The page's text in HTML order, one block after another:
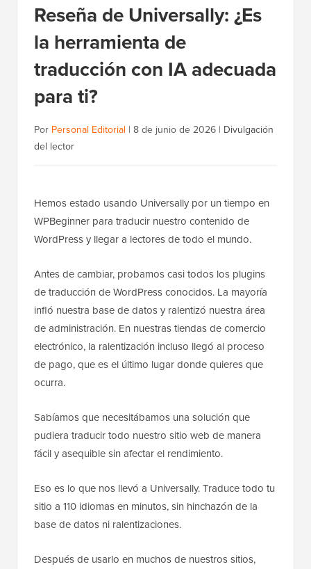
Reseña de Universally: ¿Es
la herramienta de
traducción con IA adecuada
para ti?
Por Personal Editorial | 8 de junio de 2026 | Divulgación
del lector
Hemos estado usando Universally por un tiempo en
WPBeginner para traducir nuestro contenido de
WordPress y llegar a lectores de todo el mundo.
Antes de cambiar, probamos casi todos los plugins
de traducción de WordPress conocidos. La mayoría
infló nuestra base de datos y ralentizó nuestra área
de administración. En nuestras tiendas de comercio
electrónico, la ralentización incluso llegó al proceso
de pago, que es el último lugar donde quieres que
ocurra.
Sabíamos que necesitábamos una solución que
pudiera traducir todo nuestro sitio web de manera
fácil y asequible sin afectar el rendimiento.
Eso es lo que nos llevó a Universally. Traduce todo tu
sitio a 110 idiomas en minutos, sin hinchazón de la
base de datos ni ralentizaciones.
Después de usarlo en muchos de nuestros sitios,